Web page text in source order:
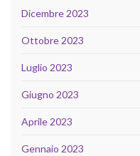
Dicembre 2023
Ottobre 2023
Luglio 2023
Giugno 2023
Aprile 2023
Gennaio 2023